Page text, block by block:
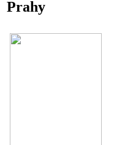
Prahy